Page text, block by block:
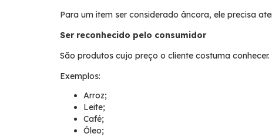
Para um item ser considerado âncora, ele precisa
Ser reconhecido pelo consumidor
São produtos cujo preço o cliente costuma conhecer.
Exemplos:
Arroz;
Leite;
Café;
Óleo;